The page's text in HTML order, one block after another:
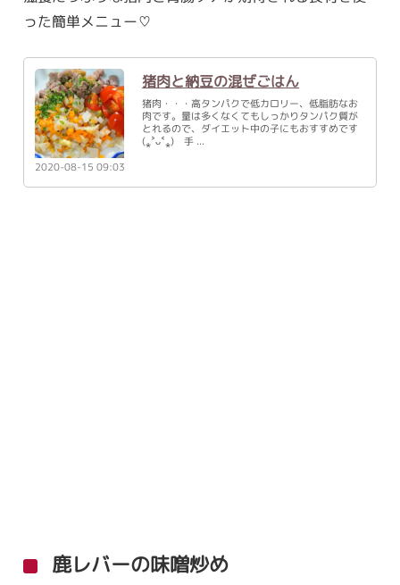
った簡単メニュー♡
猪肉と納豆の混ぜごはん
猪肉・・・高タンパクで低カロリー、低脂肪なお
肉です。量は多くなくてもしっかりタンパク質が
とれるので、ダイエット中の子にもおすすめです
(⁎˃ᴗ˂⁎) 手
2020-08-15 09:03
鹿レバーの味噌炒め